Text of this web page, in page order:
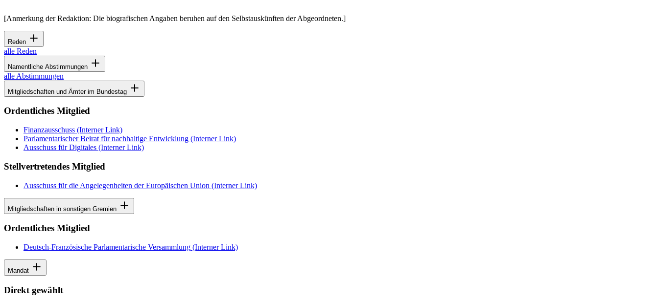
[Anmerkung der Redaktion: Die biografischen Angaben beruhen auf den Selbstauskünften der Abgeordneten.]
Reden
alle Reden
Namentliche Abstimmungen
alle Abstimmungen
Mitgliedschaften und Ämter im Bundestag
Ordentliches Mitglied
Finanzausschuss (Interner Link)
Parlamentarischer Beirat für nachhaltige Entwicklung (Interner Link)
Ausschuss für Digitales (Interner Link)
Stellvertretendes Mitglied
Ausschuss für die Angelegenheiten der Europäischen Union (Interner Link)
Mitgliedschaften in sonstigen Gremien
Ordentliches Mitglied
Deutsch-Französische Parlamentarische Versammlung (Interner Link)
Mandat
Direkt gewählt